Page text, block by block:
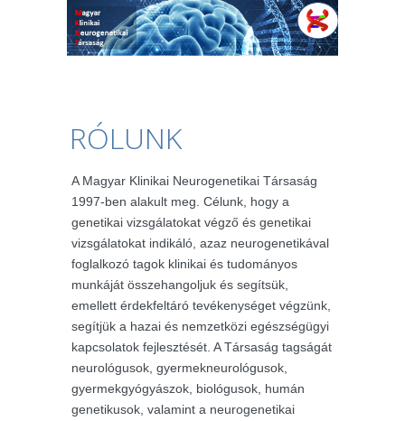
RÓLUNK
A Magyar Klinikai Neurogenetikai Társaság
1997-ben alakult meg. Célunk, hogy a
genetikai vizsgálatokat végző és genetikai
vizsgálatokat indikáló, azaz neurogenetikával
foglalkozó tagok klinikai és tudományos
munkáját összehangoljuk és segítsük,
emellett érdekfeltáró tevékenységet végzünk,
segítjük a hazai és nemzetközi egészségügyi
kapcsolatok fejlesztését. A Társaság tagságát
neurológusok, gyermekneurológusok,
gyermekgyógyászok, biológusok, humán
genetikusok, valamint a neurogenetikai